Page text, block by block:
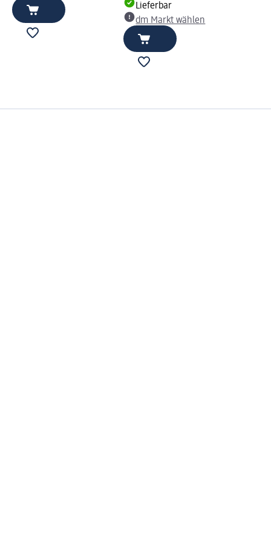
Lieferbar
dm Markt wählen